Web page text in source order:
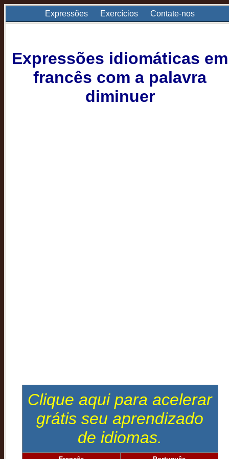
Expressões Exercícios Contate-nos
Expressões idiomáticas em
francês com a palavra
diminuer
Clique aqui para acelerar
grátis seu aprendizado
de idiomas.